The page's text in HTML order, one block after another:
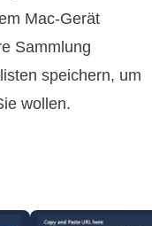
Mac-Gerät
Sammlung
speichern, um
wollen.